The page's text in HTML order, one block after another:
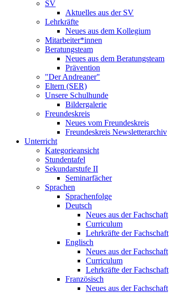
SV
Aktuelles aus der SV
Lehrkräfte
Neues aus dem Kollegium
Mitarbeiter*innen
Beratungsteam
Neues aus dem Beratungsteam
Prävention
"Der Andreaner"
Eltern (SER)
Unsere Schulhunde
Bildergalerie
Freundeskreis
Neues vom Freundeskreis
Freundeskreis Newsletterarchiv
Unterricht
Kategorieansicht
Stundentafel
Sekundarstufe II
Seminarfächer
Sprachen
Sprachenfolge
Deutsch
Neues aus der Fachschaft
Curriculum
Lehrkräfte der Fachschaft
Englisch
Neues aus der Fachschaft
Curriculum
Lehrkräfte der Fachschaft
Französisch
Neues aus der Fachschaft